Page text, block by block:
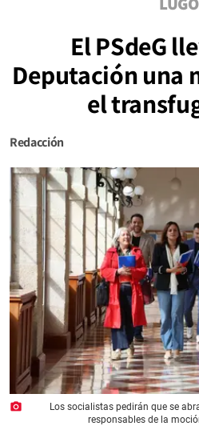
El PSdeG
Deputación una
el
Redacción
photo_camera
Los socialistas pedirán que se
responsables de la